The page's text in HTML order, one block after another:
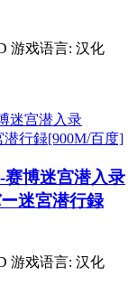
游戏语言: 汉化
博迷宫潜入录
迷宮潜行録
游戏语言: 汉化